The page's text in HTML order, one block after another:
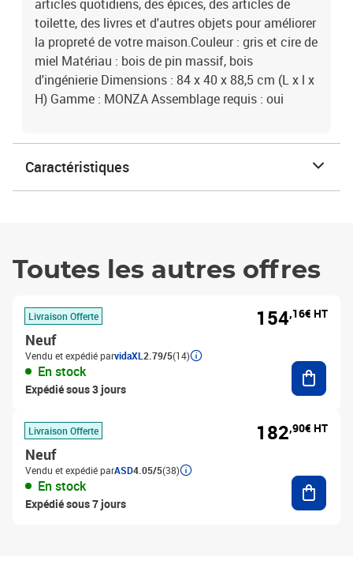
articles quotidiens, des épices, des articles de
toilette, des livres et d'autres objets pour améliorer
la propreté de votre maison.Couleur : gris et cire de
miel Matériau : bois de pin massif, bois
d'ingénierie Dimensions : 84 x 40 x 88,5 cm (L x l x
H) Gamme : MONZA Assemblage requis : oui
Caractéristiques
Toutes les autres offres
Livraison Offerte
Neuf
Vendu et expédié parvidaXL 2.79/5(14)
En stock
Expédié sous 3 jours
154,16€ HT
Livraison Offerte
Neuf
Vendu et expédié parASD4.05/5(38)
En stock
Expédié sous 7 jours
182,90€ HT